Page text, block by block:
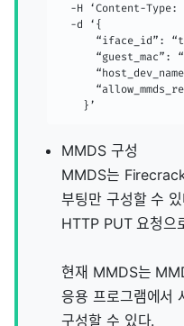
-H ‘Content-Type:
  -d ‘{
“iface_id”:
“guest_mac”:
    }’
MMDS 구성
MMDS는
부팅만 구성할 수
HTTP PUT 요청으
현재 MMDS는
응용 프로그램에서
구성할 수 있다.